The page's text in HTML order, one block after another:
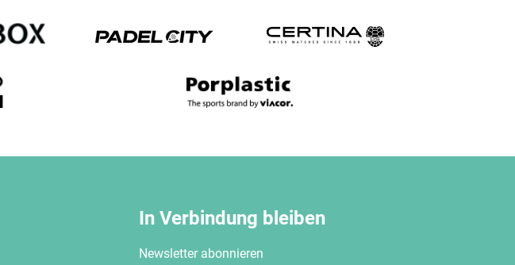
In Verbindung bleiben
Newsletter abonnieren